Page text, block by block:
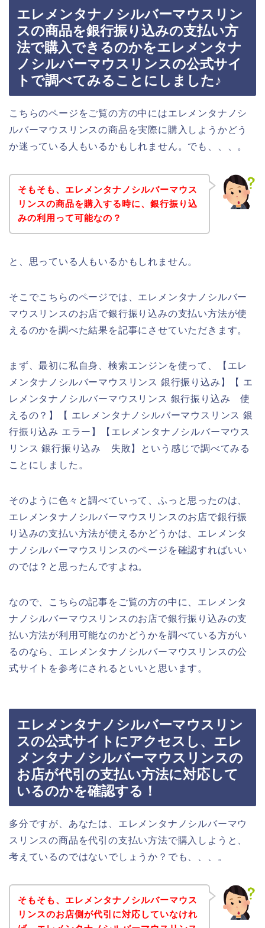
エレメンタナノシルバーマウスリン
スの商品を銀行振り込みの支払い方
法で購入できるのかをエレメンタナ
ノシルバーマウスリンスの公式サイ
トで調べてみることにしました♪
こちらのページをご覧の方の中にはエレメンタナノシ
ルバーマウスリンスの商品を実際に購入しようかどう
か迷っている人もいるかもしれません。でも、、、。
そもそも、エレメンタナノシルバーマウス
リンスの商品を購入する時に、銀行振り込
みの利用って可能なの？
と、思っている人もいるかもしれません。
そこでこちらのページでは、エレメンタナノシルバー
マウスリンスのお店で銀行振り込みの支払い方法が使
えるのかを調べた結果を記事にさせていただきます。
まず、最初に私自身、検索エンジンを使って、【エレ
メンタナノシルバーマウスリンス 銀行振り込み】【 エ
レメンタナノシルバーマウスリンス 銀行振り込み 使
えるの？】【 エレメンタナノシルバーマウスリンス 銀
行振り込み エラー】【エレメンタナノシルバーマウス
リンス 銀行振り込み 失敗】という感じで調べてみる
ことにしました。
そのように色々と調べていって、ふっと思ったのは、
エレメンタナノシルバーマウスリンスのお店で銀行振
り込みの支払い方法が使えるかどうかは、エレメンタ
ナノシルバーマウスリンスのページを確認すればいい
のでは？と思ったんですよね。
なので、こちらの記事をご覧の方の中に、エレメンタ
ナノシルバーマウスリンスのお店で銀行振り込みの支
払い方法が利用可能なのかどうかを調べている方がい
るのなら、エレメンタナノシルバーマウスリンスの公
式サイトを参考にされるといいと思います。
エレメンタナノシルバーマウスリン
スの公式サイトにアクセスし、エレ
メンタナノシルバーマウスリンスの
お店が代引の支払い方法に対応して
いるのかを確認する！
多分ですが、あなたは、エレメンタナノシルバーマウ
スリンスの商品を代引の支払い方法で購入しようと、
考えているのではないでしょうか？でも、、、。
そもそも、エレメンタナノシルバーマウス
リンスのお店側が代引に対応していなけれ